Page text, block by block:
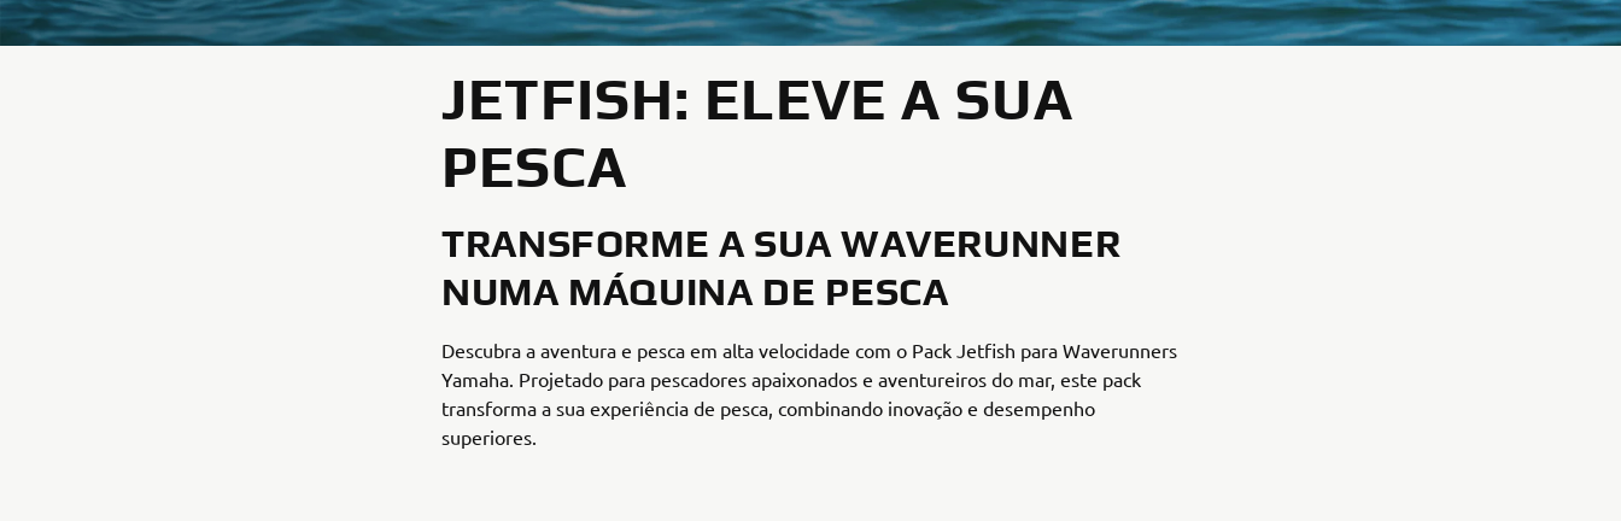
JETFISH: ELEVE A SUA
PESCA
TRANSFORME A SUA WAVERUNNER
NUMA MÁQUINA DE PESCA
Descubra a aventura e pesca em alta velocidade com o Pack Jetfish para Waverunners
Yamaha. Projetado para pescadores apaixonados e aventureiros do mar, este pack
transforma a sua experiência de pesca, combinando inovação e desempenho
superiores.